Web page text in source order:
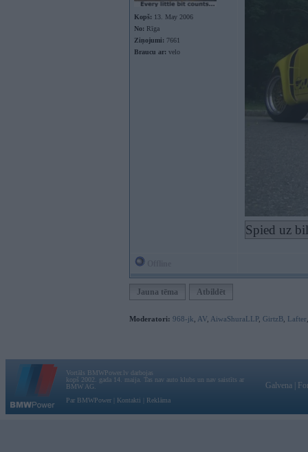
Kopš: 13. May 2006
No: Rīga
Ziņojumi: 7661
Braucu ar: velo
Spied uz
Jauna tēma Atbildēt
Moderatori: 968-jk AV AiwaShuraLLP, GirtzB Lafter
Vortāls BMWPower.lv darbojas
kopš 2002. gada 14. maija. Tas nav auto klubs un nav saistīts ar
BMW AG.
Par BMWPower
Kontakti Reklāma
Galvena